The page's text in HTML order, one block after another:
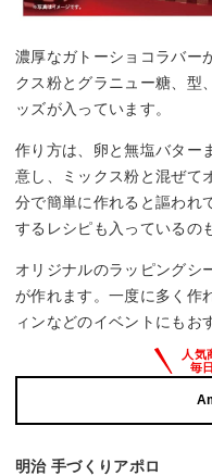
濃厚なガトーショコラバー
クス粉とグラニュー糖、型
ッズが入っています。
作り方は、卵と無塩バター
意し、ミックス粉と混ぜて
分で簡単に作れると謳われ
するレシピも入っているの
オリジナルのラッピングシ
が作れます。一度に多く作
ィンなどのイベントにもお
明治 手づくりアポロ